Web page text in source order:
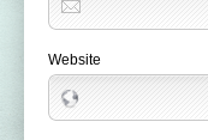
Website